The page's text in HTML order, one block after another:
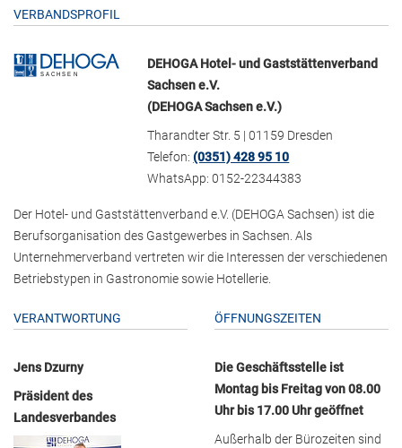
VERBANDSPROFIL
DEHOGA Hotel- und Gaststättenverband
Sachsen e.V.
(DEHOGA Sachsen e.V.)
Tharandter Str. 5 | 01159 Dresden
Telefon:(0351) 428 95 10
WhatsApp: 0152-22344383
Der Hotel- und Gaststättenverband e.V. (DEHOGA Sachsen) ist die
Berufsorganisation des Gastgewerbes in Sachsen. Als
Unternehmerverband vertreten wir die Interessen der verschiedenen
Betriebstypen in Gastronomie sowie Hotellerie.
VERANTWORTUNG
Jens Dzurny
Präsident des
Landesverbandes
ÖFFNUNGSZEITEN
Die Geschäftsstelle ist
Montag bis Freitag von 08.00
Uhr bis 17.00 Uhr geöffnet
Außerhalb der Bürozeiten sind